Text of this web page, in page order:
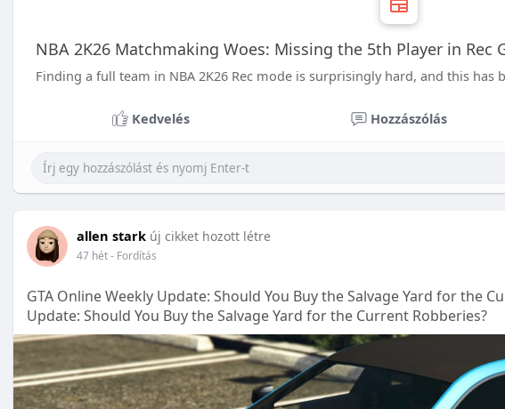
NBA 2K26 Matchmaking Woes: Missing the 5th Player in Rec
Finding a full team in NBA 2K26 Rec mode is surprisingly hard, and this
Kedvelés Hozzászólás
allen stark új cikket hozott létre
47 hét- Fordítás
GTA Online Weekly Update: Should You Buy the Salvage Yard for the
Update: Should You Buy the Salvage Yard for the Current Robberies?